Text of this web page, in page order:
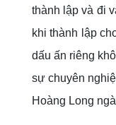
thành lập và đi
khi thành lập
dấu ấn riêng
sự chuyên
Hoàng Long